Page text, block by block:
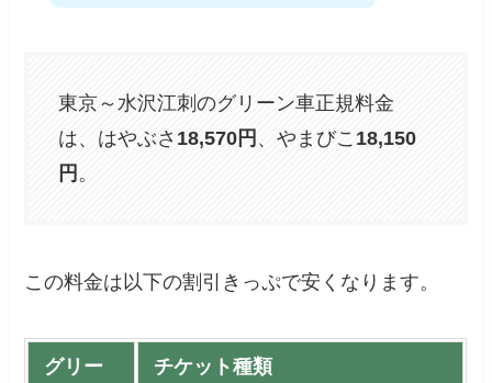
東京～水沢江刺のグリーン車正規料金
は、はやぶさ 18,570 円 、やまびこ 18,150
円 。
この料金は以下の割引きっぷで安くなります。
グリー
チケット種類